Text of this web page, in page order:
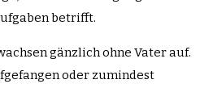
betrifft.
gänzlich ohne Vater auf.
oder zumindest